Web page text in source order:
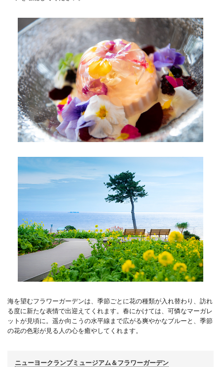
海を望むフラワーガーデンは、季節ごとに花の種類が入れ替わり、訪れ
る度に新たな表情で出迎えてくれます。春にかけては、可憐なマーガレ
ットが見頃に。遥か向こうの水平線まで広がる爽やかなブルーと、季節
の花の色彩が見る人の心を癒やしてくれます。
ニューヨークランプミュージアム＆フラワーガーデン